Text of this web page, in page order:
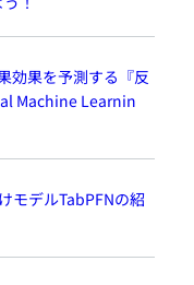
効果を予測する『反
Machine Learnin
モデルTabPFNの紹